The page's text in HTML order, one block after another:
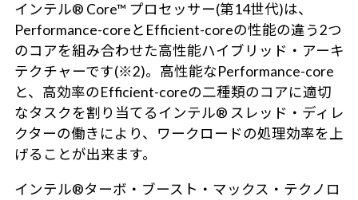
インテル® Core™ プロセッサー(第14世代)は、
Performance-coreとEfficient-coreの性能の違う2つ
のコアを組み合わせた高性能ハイブリッド・アーキ
テクチャーです(※2)。高性能なPerformance-core
と、高効率のEfficient-coreの二種類のコアに適切
なタスクを割り当てるインテル® スレッド・ディレ
クターの働きにより、ワークロードの処理効率を上
げることが出来ます。
インテル®ターボ・ブースト・マックス・テクノロ